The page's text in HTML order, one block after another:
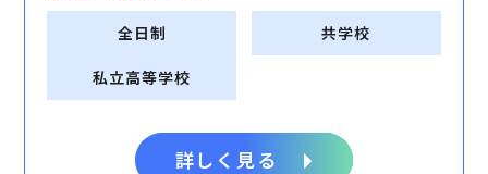
全日制 共学校
私立高等学校
詳しく見る